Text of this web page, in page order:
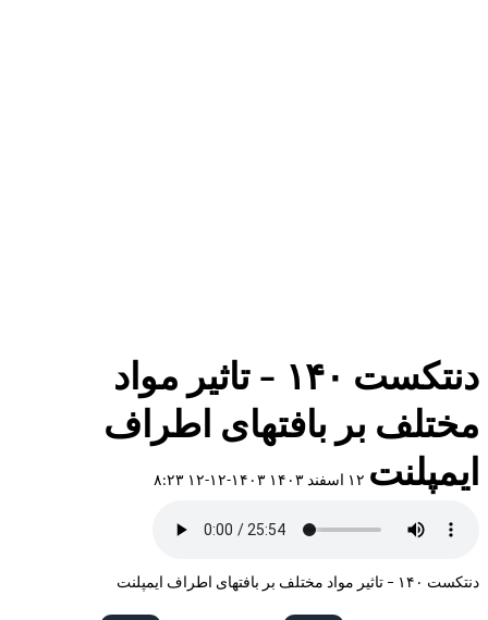
دنتکست ۱۴۰ – تاثیر مواد
مختلف بر بافتهای اطراف
ایمپلنت ۱۲ اسفند ۱۴۰۳ ۱۴۰۳-۱۲-۱۲ ۸:۲۳
دنتکست ۱۴۰ – تاثیر مواد مختلف بر بافتهای اطراف ایمپلنت